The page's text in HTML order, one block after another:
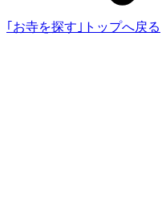
｢お寺を探す｣トップへ戻る